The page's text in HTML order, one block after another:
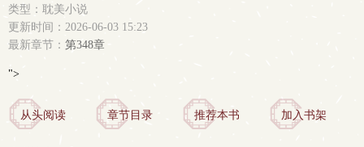
类型：耽美小说
更新时间：2026-06-03 15:23
最新章节： 第348章
">
从头阅读 章节目录 推荐本书 加入书架